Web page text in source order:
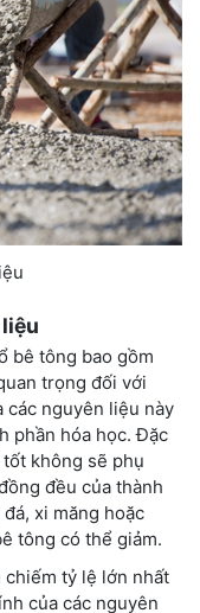
bê tông bao gồm
trọng đối với
các nguyên liệu này
phần hóa học. Đặc
không sẽ phụ
đều của thành
xi măng hoặc
tông có thể giảm.
tỷ lệ lớn nhất
của các nguyên